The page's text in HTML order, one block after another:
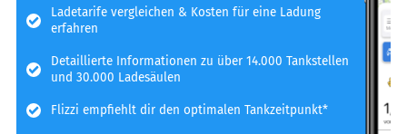
Ladetarife vergleichen & Kosten für eine Ladung
erfahren
Detaillierte Informationen zu über 14.000 Tankstellen
und 30.000 Ladesäulen
Flizzi empfiehlt dir den optimalen Tankzeitpunkt*